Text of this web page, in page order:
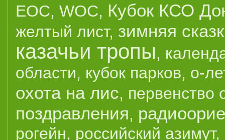
EOC, WOC, Кубок КСО
желтый лист, зимняя
казачьи тропы,
области, кубок парков, о-
охота на лис, первенство
поздравления,
рогейн, российский азимут,